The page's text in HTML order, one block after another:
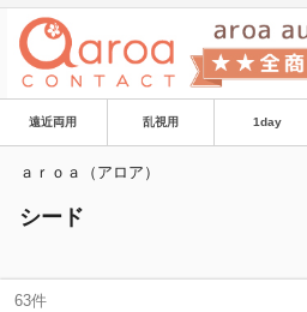
遠近両用 乱視用 1day
ａｒｏａ（アロア）
シード
63件
その他の条件
サンキュー配送対象
キーワード
その他の条件
サンキュー配送対象
キーワード